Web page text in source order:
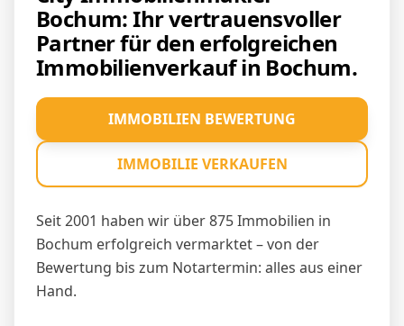
Bochum: Ihr vertrauensvoller
Partner für den erfolgreichen
Immobilienverkauf in Bochum.
Seit 2001 haben wir über 875 Immobilien in
Bochum erfolgreich vermarktet – von der
Bewertung bis zum Notartermin: alles aus einer
Hand.
IMMOBILIEN BEWERTUNG
IMMOBILIE VERKAUFEN